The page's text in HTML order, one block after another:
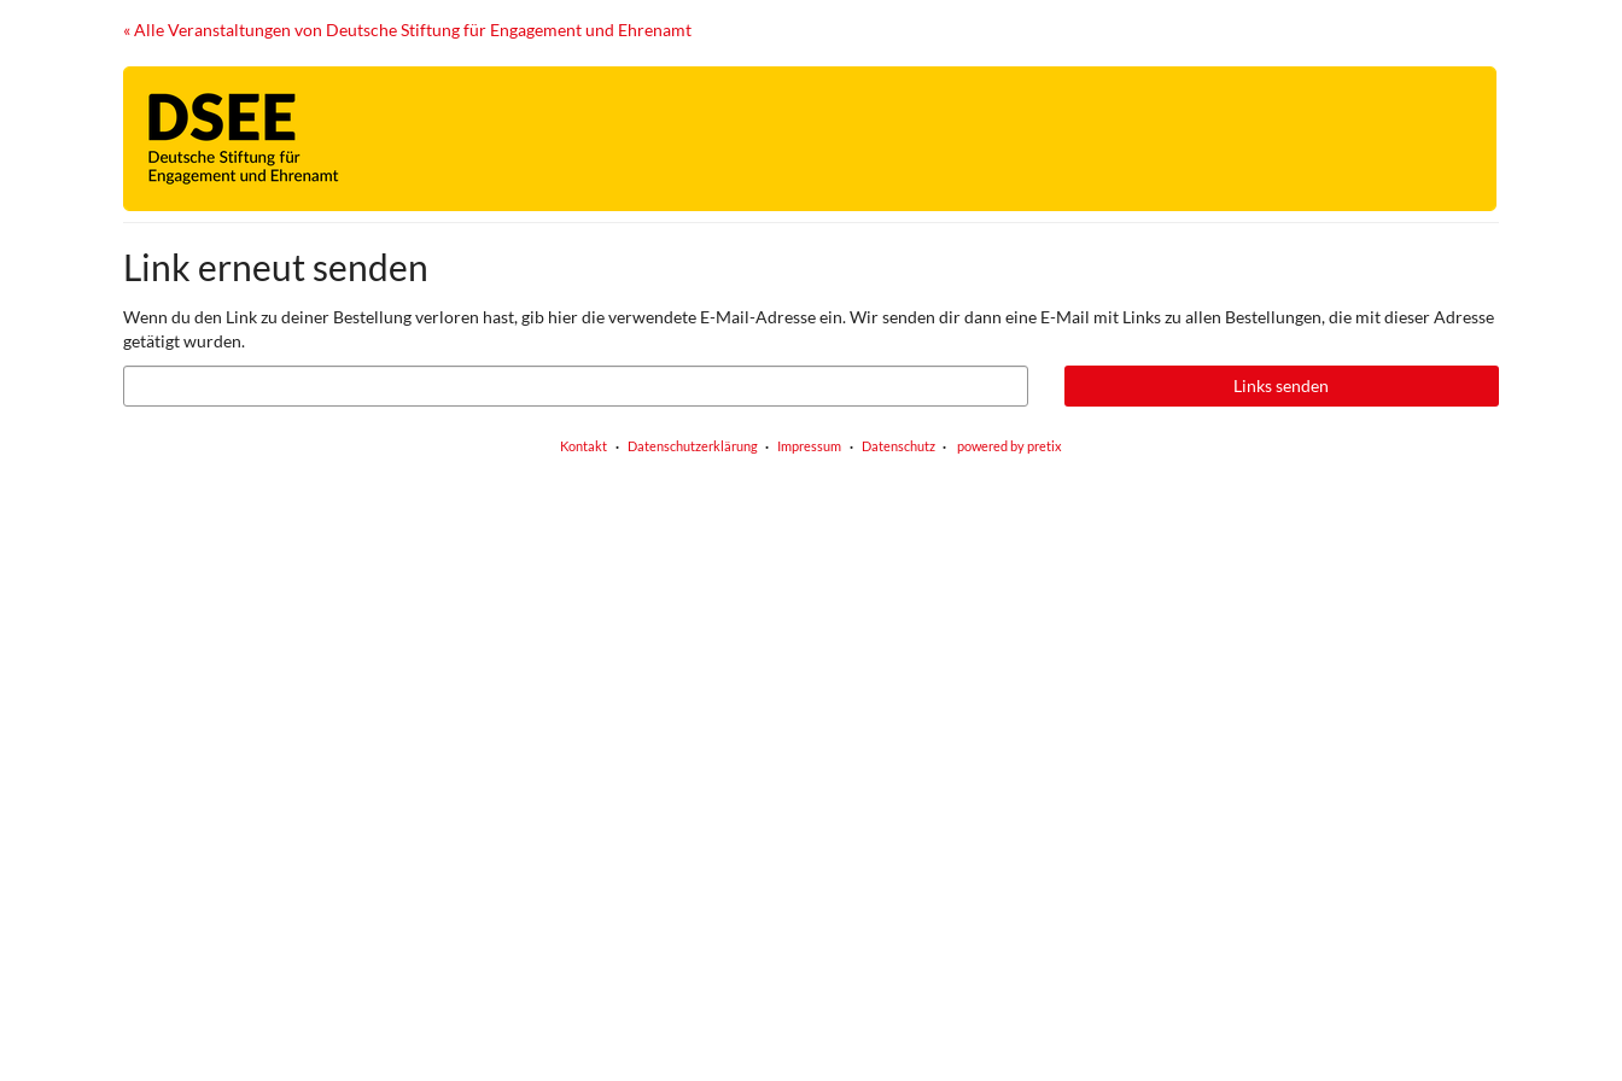
« Alle Veranstaltungen von Deutsche Stiftung für Engagement und Ehrenamt
Link erneut senden
Wenn du den Link zu deiner Bestellung verloren hast, gib hier die verwendete E-Mail-Adresse ein. Wir senden dir dann eine E-Mail mit Links zu allen Bestellungen, die mit dieser Adresse
getätigt wurden.
E-
Mail
Links senden
Kontakt Datenschutzerklärung Impressum Datenschutz powered by pretix